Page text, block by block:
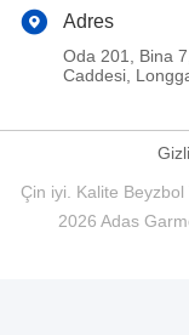
Adres
Oda 201, Bina
Caddesi,
Çin iyi. Kalite Beyzbol
2026 Adas